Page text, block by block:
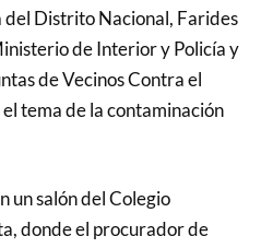
Distrito Nacional, Farides
de Interior y Policía y
de Vecinos Contra el
tema de la contaminación
un salón del Colegio
donde el procurador de